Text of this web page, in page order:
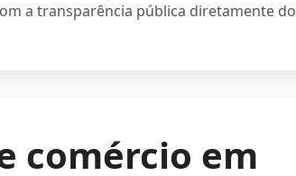
a transparência pública diretamente do
comércio em